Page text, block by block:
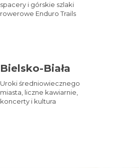
spacery i górskie szlaki
rowerowe Enduro Trails
Bielsko-Biała
Uroki średniowiecznego
miasta, liczne kawiarnie,
koncerty i kultura